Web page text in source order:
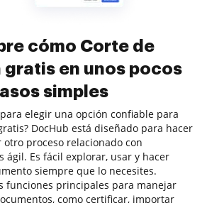
cómo Corte de
gratis en unos pocos
simples
elegir una opción confiable para
DocHub está diseñado para hacer
proceso relacionado con
ágil. Es fácil explorar, usar y hacer
siempre que lo necesites.
funciones principales para manejar
como certificar, importar